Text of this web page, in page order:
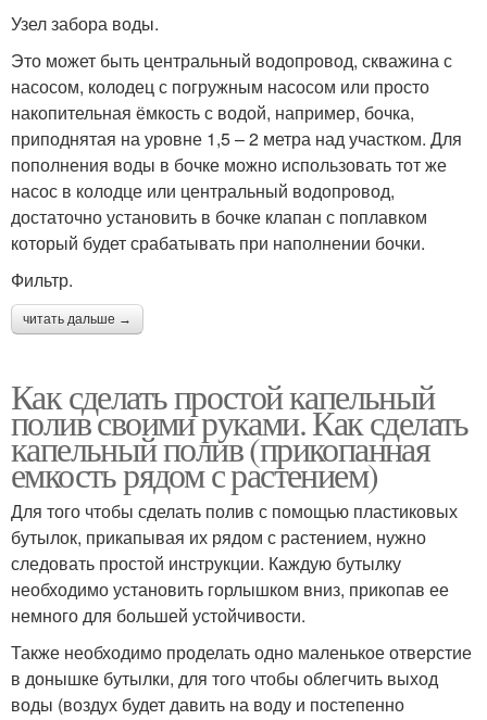
Узел забора воды.
Это может быть центральный водопровод, скважина с
насосом, колодец с погружным насосом или просто
накопительная ёмкость с водой, например, бочка,
приподнятая на уровне 1,5 – 2 метра над участком. Для
пополнения воды в бочке можно использовать тот же
насос в колодце или центральный водопровод,
достаточно установить в бочке клапан с поплавком
который будет срабатывать при наполнении бочки.
Фильтр.
читать дальше →
Как сделать простой капельный
полив своими руками. Как сделать
капельный полив (прикопанная
емкость рядом с растением)
Для того чтобы сделать полив с помощью пластиковых
бутылок, прикапывая их рядом с растением, нужно
следовать простой инструкции. Каждую бутылку
необходимо установить горлышком вниз, прикопав ее
немного для большей устойчивости.
Также необходимо проделать одно маленькое отверстие
в донышке бутылки, для того чтобы облегчить выход
воды (воздух будет давить на воду и постепенно